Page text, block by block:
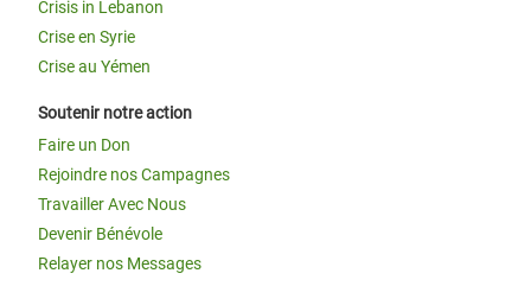
Crisis in Lebanon
Crise en Syrie
Crise au Yémen
Soutenir notre action
Faire un Don
Rejoindre nos Campagnes
Travailler Avec Nous
Devenir Bénévole
Relayer nos Messages